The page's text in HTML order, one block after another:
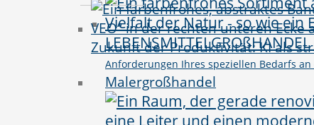
LEBENSMITTELGROßHANDEL
Anforderungen Ihres speziellen Bedarfs an
Malergroßhandel
Zukunft der Produktivität: KI als